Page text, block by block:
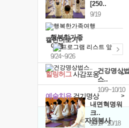
[250..
9/19
행복한가족
여행
9/24~9/26
건강명상법
스..
10/9~10/10
내면혁명워
크..
10/17~10/18
캘린더보기+
예술치유걷기명상 >
힐링허그사감포옹 >
'옹달샘의 꽃'자원봉사